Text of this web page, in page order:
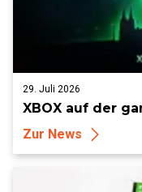
29. Juli 2026
XBOX auf der
Zur News